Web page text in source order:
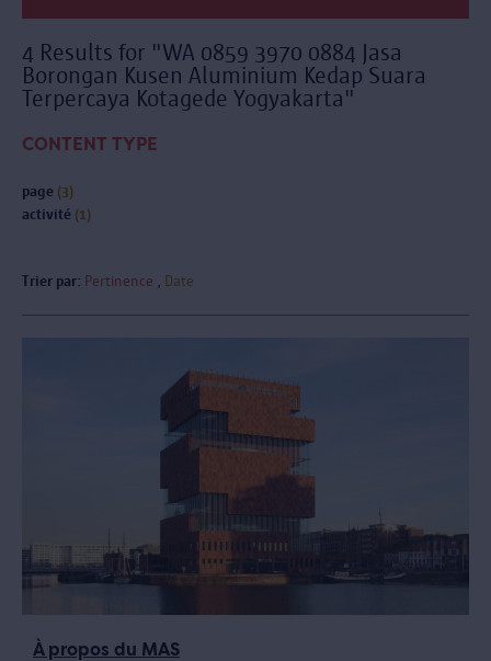
4 Results for "WA 0859 3970 0884 Jasa
Borongan Kusen Aluminium Kedap Suara
Terpercaya Kotagede Yogyakarta"
CONTENT TYPE
page (3)
activité (1)
Trier par: Pertinence Date
À propos du MAS